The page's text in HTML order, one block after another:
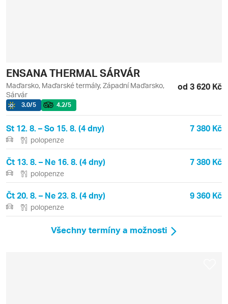
ENSANA THERMAL SÁRVÁR
Maďarsko, Maďarské termály, Západní Maďarsko,
Sárvár
od 3 620 Kč
3.0/5 4.2/5
St 12. 8. – So 15. 8. (4 dny) 7 380 Kč
polopenze
Čt 13. 8. – Ne 16. 8. (4 dny) 7 380 Kč
polopenze
Čt 20. 8. – Ne 23. 8. (4 dny) 9 360 Kč
polopenze
Všechny termíny a možnosti